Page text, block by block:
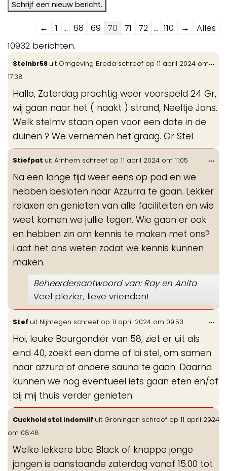
Navigatie
door
de
gastenboek-
← 1 ... 68 69 70 71 72 ... 110 →
Alles
10932 berichten.
Stelnbr58 uit Omgeving Breda schreef op 11 april 2024 om
17:38
Hallo, Zaterdag prachtig weer voorspeld 24 Gr,
wij gaan naar het ( naakt ) strand, Neeltje Jans.
Welk stelmv staan open voor een date in de
duinen ? We vernemen het graag. Gr Stel
...
Stiefpat uit Arnhem schreef op 11 april 2024 om 11:05
Na een lange tijd weer eens op pad en we
hebben besloten naar Azzurra te gaan. Lekker
relaxen en genieten van alle faciliteiten en wie
weet komen we jullie tegen. Wie gaan er ook
en hebben zin om kennis te maken met ons?
Laat het ons weten zodat we kennis kunnen
maken.
Beheerdersantwoord van: Ray en Anita
Veel plezier, lieve vrienden!
...
Stef uit Nijmegen schreef op 11 april 2024 om 09:53
Hoi, leuke Bourgondiër van 58, ziet er uit als
eind 40, zoekt een dame of bi stel, om samen
naar azzura of andere sauna te gaan. Daarna
kunnen we nog eventueel iets gaan eten en/of
bij mij thuis verder genieten.
...
Cuckhold stel indomilf uit Groningen schreef op 11 april 2024
om 08:48
Welke lekkere bbc Black of knappe jonge
jongen is aanstaande zaterdag vanaf 15.00 tot
...